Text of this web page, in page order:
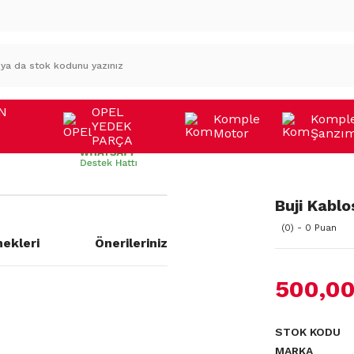
OPEL
YEDEK
PARÇA
Komple
Motor
Önerileriniz
Buji
(0) - 0 Puan
STOK KODU
MARKA